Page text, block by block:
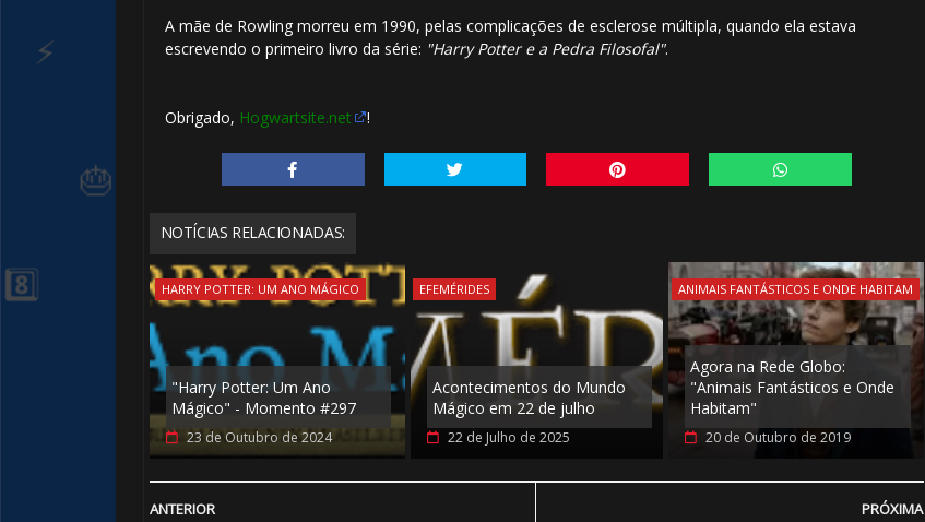
A mãe de Rowling morreu em 1990, pelas complicações de esclerose múltipla, quando ela estava
escrevendo o primeiro livro da série: "Harry Potter e a Pedra Filosofal".
Obrigado, Hogwartsite.net !
NOTÍCIAS RELACIONADAS:
HARRY POTTER: UM ANO MÁGICO
"Harry Potter: Um Ano
Mágico" - Momento #297
23 de Outubro de 2024
EFEMÉRIDES
Acontecimentos do Mundo
Mágico em 22 de julho
22 de Julho de 2025
ANIMAIS FANTÁSTICOS E ONDE HABITAM
Agora na Rede Globo:
"Animais Fantásticos e Onde
Habitam"
20 de Outubro de 2019
PRÓXIMA
ANTERIOR
⚡